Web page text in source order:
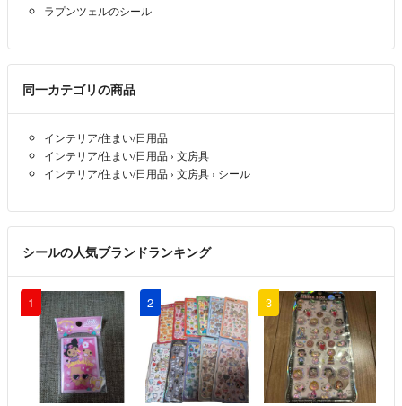
ラプンツェルのシール
同一カテゴリの商品
インテリア/住まい/日用品
インテリア/住まい/日用品 › 文房具
インテリア/住まい/日用品 › 文房具 › シール
シールの人気ブランドランキング
1 2 3